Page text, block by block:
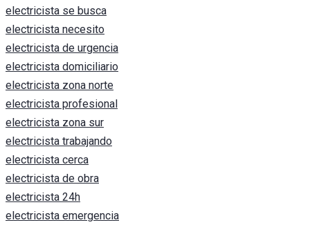
electricista se busca
electricista necesito
electricista de urgencia
electricista domiciliario
electricista zona norte
electricista profesional
electricista zona sur
electricista trabajando
electricista cerca
electricista de obra
electricista 24h
electricista emergencia